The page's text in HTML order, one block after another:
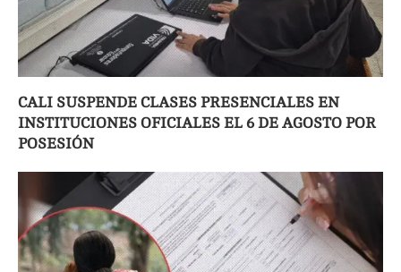
CALI SUSPENDE CLASES PRESENCIALES EN
INSTITUCIONES OFICIALES EL 6 DE AGOSTO POR
POSESIÓN